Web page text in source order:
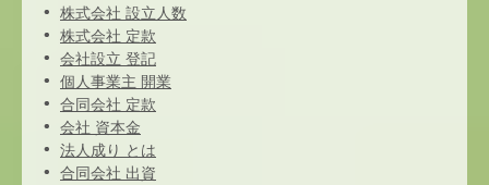
株式会社 設立人数
株式会社 定款
会社設立 登記
個人事業主 開業
合同会社 定款
会社 資本金
法人成り とは
合同会社 出資